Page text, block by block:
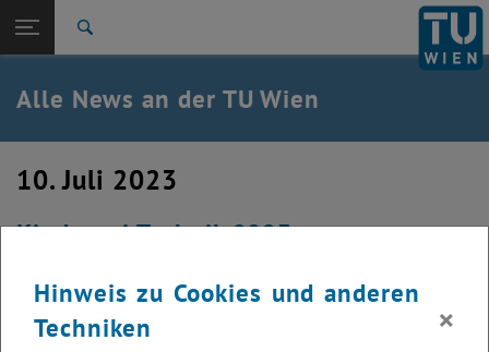
TU Login
Quicklinks
Quicklinks-Menü umschalten
Studium
Karriere
Zurück: Subseiten von TU Wien Startseite auflisten
Zurück zur letzten Ebene:
TU Wien Startseite
Übersicht
Alle News an der TU Wien
10. Juli 2023
Kinderuni Technik 2023
Heute ist die Kinderuni Technik wieder in eine neue Runde
gestartet und findet von 10. bis 13. Juli bei uns an der TU
Wien statt.
Hinweis zu Cookies und anderen
Techniken
×